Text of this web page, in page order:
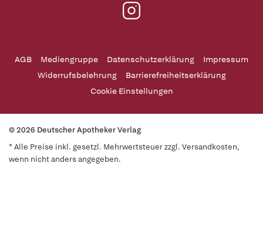
AGB Mediengruppe Datenschutzerklärung
Impressum
Widerrufsbelehrung
Barrierefreiheitserklärung
Cookie Einstellungen
© 2026 Deutscher Apotheker Verlag
* Alle Preise inkl. gesetzl. Mehrwertsteuer zzgl. Versandkosten,
wenn nicht anders angegeben.